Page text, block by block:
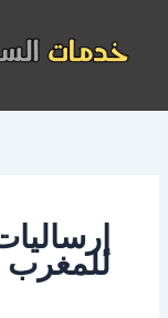
المحتوى
للمغرب